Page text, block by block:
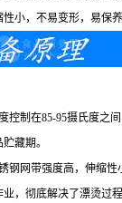
小，不易变形，易保
控制在85-95摄氏度
藏期。
钢网带强度高，伸缩
，彻底解决了漂烫过